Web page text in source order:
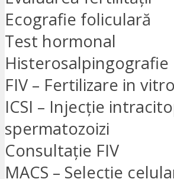
Ecografie foliculară
Test hormonal
Histerosalpingografie
FIV – Fertilizare in vitro
ICSI – Injecție
spermatozoizi
Consultație FIV
MACS – Selecție